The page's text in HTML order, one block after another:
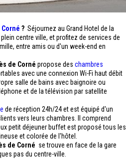
? Séjournez au Grand Hotel de la
centre ville, et profitez de services de
entre amis ou d'un week-end en
de Corné propose des chambres
avec une connexion Wi-Fi haut débit
salle de bains avec baignoire ou
et de la télévision par satellite
de réception 24h/24 et est équipé d'un
vers leurs chambres. Il comprend
petit déjeuner buffet est proposé tous les
et colorée de l'hôtel.
de Corné se trouve en face de la gare
pas du centre-ville.